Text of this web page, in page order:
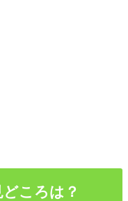
ころは？